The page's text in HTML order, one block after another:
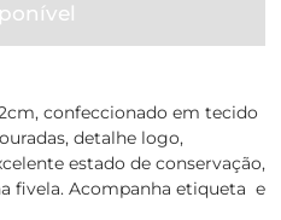
confeccionado em tecido
detalhe logo,
estado de conservação,
fivela. Acompanha etiqueta e